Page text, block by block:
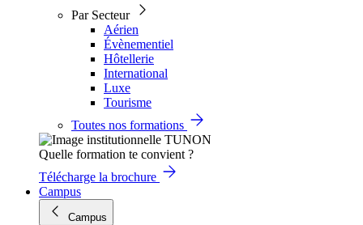
Par Secteur
Aérien
Évènementiel
Hôtellerie
International
Luxe
Tourisme
Toutes nos formations
Quelle formation te convient ?
Télécharge la brochure
Campus
Campus